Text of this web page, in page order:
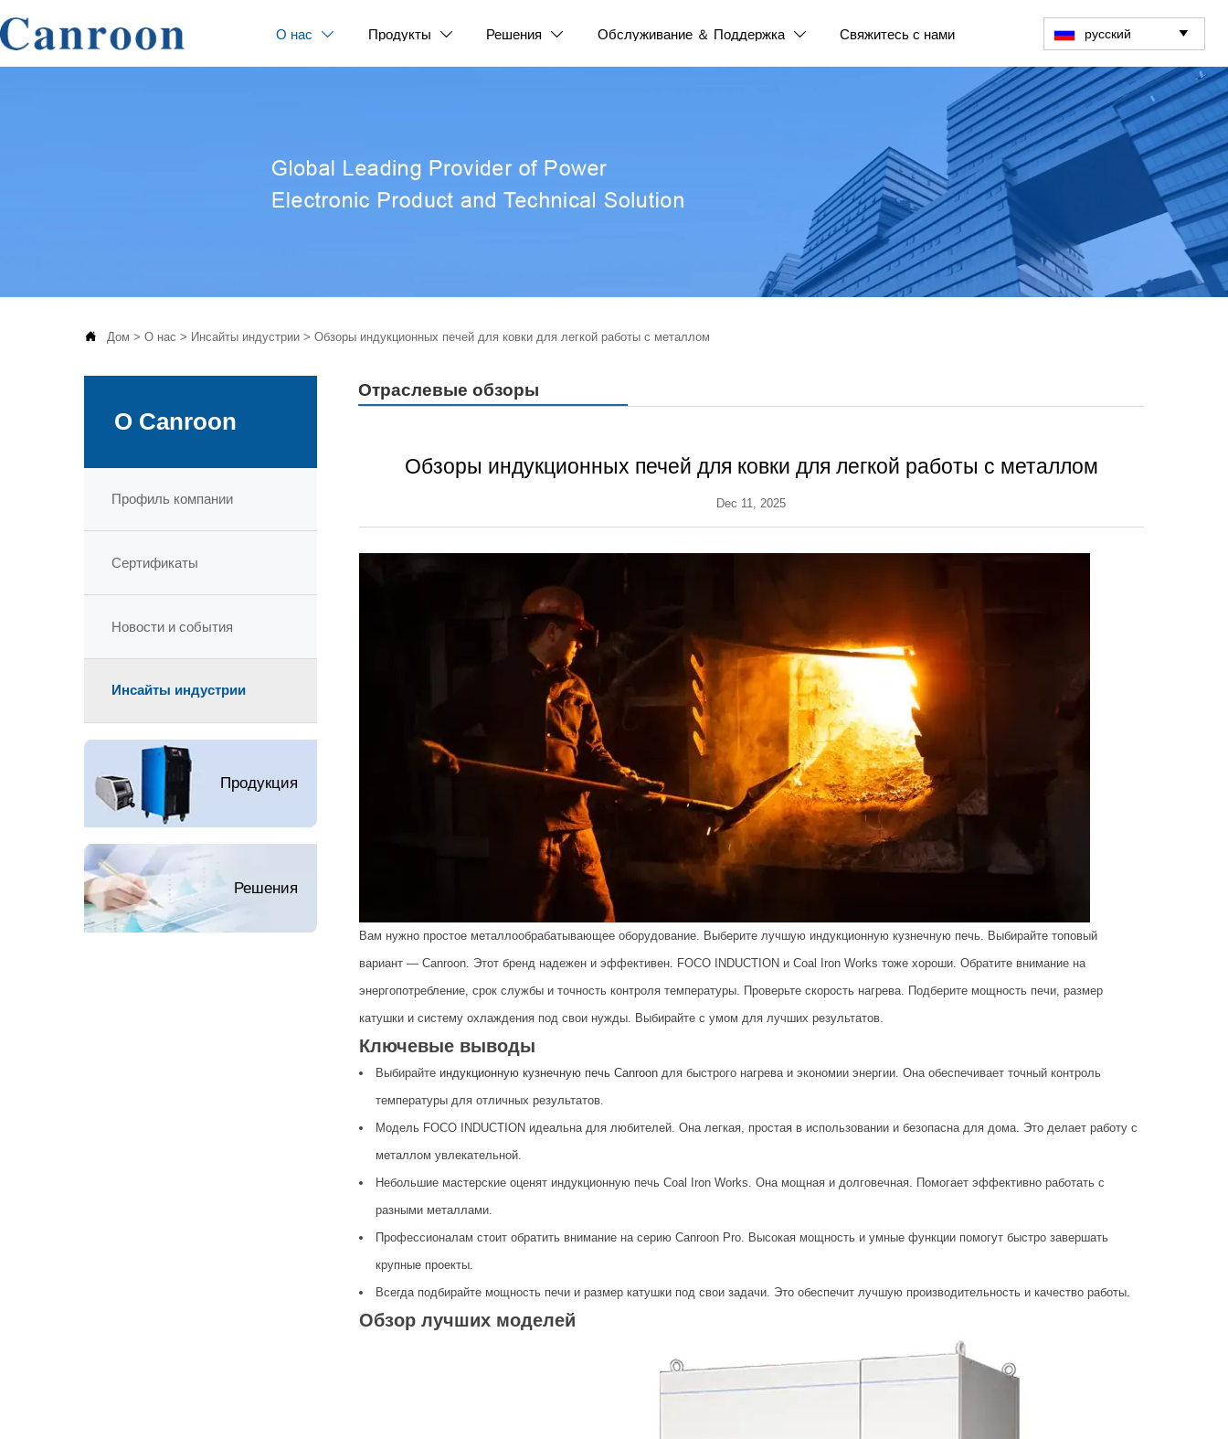
О нас  Продукты  Решения  Обслуживание ＆ Поддержка  Свяжитесь с нами русский 
 Дом > О нас > Инсайты индустрии> Обзоры индукционных печей для ковки для легкой работы с металлом
О Canroon
Профиль компании
Сертификаты
Новости и события
Инсайты индустрии
Продукция
Решения
Отраслевые обзоры
Обзоры индукционных печей для ковки для легкой работы с металлом
Dec 11, 2025
Вам нужно простое металлообрабатывающее оборудование. Выберите лучшую индукционную кузнечную печь. Выбирайте топовый
вариант — Canroon. Этот бренд надежен и эффективен. FOCO INDUCTION и Coal Iron Works тоже хороши. Обратите внимание на
энергопотребление, срок службы и точность контроля температуры. Проверьте скорость нагрева. Подберите мощность печи, размер
катушки и систему охлаждения под свои нужды. Выбирайте с умом для лучших результатов.
Ключевые выводы
Выбирайте индукционную кузнечную печь Canroonдля быстрого нагрева и экономии энергии. Она обеспечивает точный контроль
температуры для отличных результатов.
Модель FOCO INDUCTION идеальна для любителей. Она легкая, простая в использовании и безопасна для дома. Это делает работу с
металлом увлекательной.
Небольшие мастерские оценят индукционную печь Coal Iron Works. Она мощная и долговечная. Помогает эффективно работать с
разными металлами.
Профессионалам стоит обратить внимание на серию Canroon Pro. Высокая мощность и умные функции помогут быстро завершать
крупные проекты.
Всегда подбирайте мощность печи и размер катушки под свои задачи. Это обеспечит лучшую производительность и качество работы.
Обзор лучших моделей